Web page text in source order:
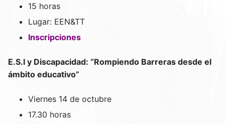
15 horas
Lugar: EEN&TT
Inscripciones
E.S.I y Discapacidad: “Rompiendo Barreras desde el
ámbito educativo”
Viernes 14 de octubre
17.30 horas